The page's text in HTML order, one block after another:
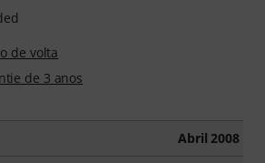
de volta
de 3 anos
Abril 2008